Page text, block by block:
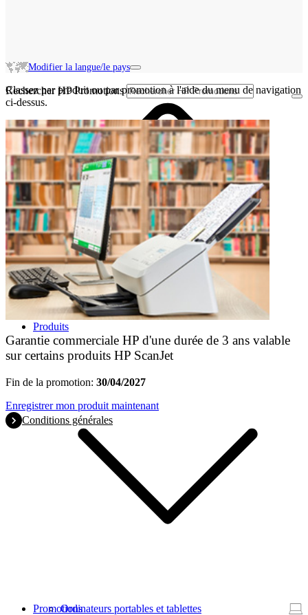
Produits
Ordinateurs portables et tablettes
Promotions
Modifier la langue/le pays
Rechercher HP Promotions
Classez par produit ou par promotion à l'aide du menu de navigation
ci-dessus.
Garantie commerciale HP d'une durée de 3 ans valable
sur certains produits HP ScanJet
Fin de la promotion: 30/04/2027
Enregistrer mon produit maintenant
Conditions générales